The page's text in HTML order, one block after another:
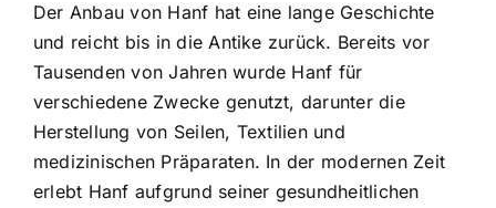
Der Anbau von Hanf hat eine lange Geschichte
und reicht bis in die Antike zurück. Bereits vor
Tausenden von Jahren wurde Hanf für
verschiedene Zwecke genutzt, darunter die
Herstellung von Seilen, Textilien und
medizinischen Präparaten. In der modernen Zeit
erlebt Hanf aufgrund seiner gesundheitlichen